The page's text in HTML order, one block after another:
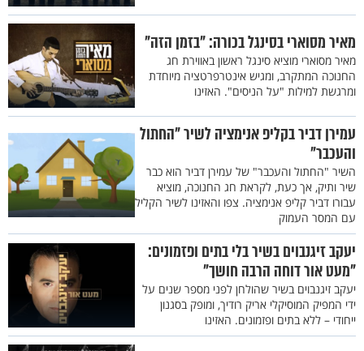
מאיר מסוארי בסינגל בכורה: "בזמן הזה"
מאיר מסוארי מוציא סינגל ראשון באווירת חג
החנוכה המתקרב, ומגיש אינטרפרטציה מיוחדת
ומרגשת למילות "על הניסים". האזינו
עמירן דביר בקליפ אנימציה לשיר "החתול
והעכבר"
השיר "החתול והעכבר" של עמירן דביר הוא כבר
שיר ותיק, אך כעת, לקראת חג החנוכה, מוציא
עבורו דביר קליפ אנימציה. צפו והאזינו לשיר הקליל
עם המסר העמוק
יעקב זיגנבוים בשיר בלי בתים ופזמונים:
"מעט אור דוחה הרבה חושך"
יעקב זיגנבוים בשיר שהולחן לפני מספר שנים על
ידי המפיק המוסיקלי אריק רודיך, ומופק בסגנון
ייחודי – ללא בתים ופזמונים. האזינו